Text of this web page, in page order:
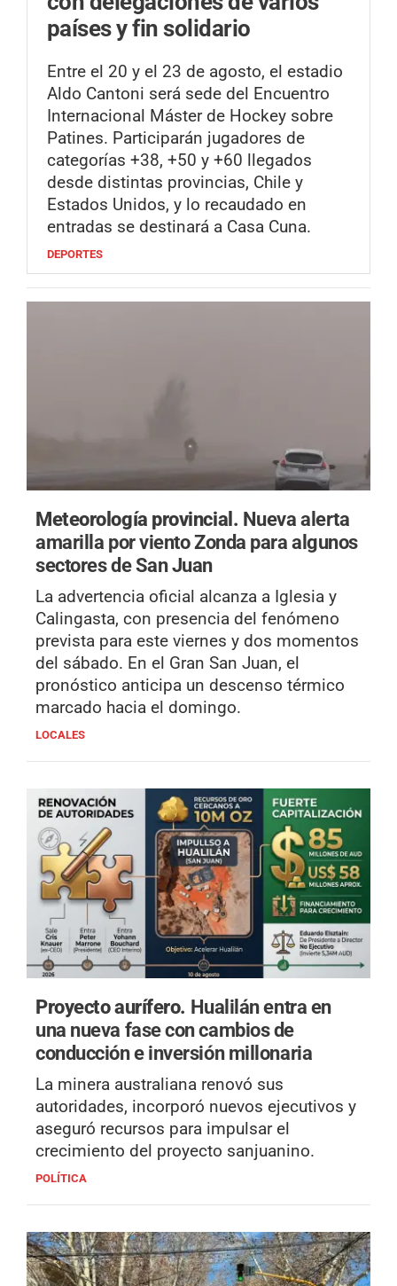
países y fin solidario
Entre el 20 y el 23 de agosto, el estadio
Aldo Cantoni será sede del Encuentro
Internacional Máster de Hockey sobre
Patines. Participarán jugadores de
categorías +38, +50 y +60 llegados
desde distintas provincias, Chile y
Estados Unidos, y lo recaudado en
entradas se destinará a Casa Cuna.
DEPORTES
Meteorología provincial. Nueva alerta
amarilla por viento Zonda para algunos
sectores de San Juan
La advertencia oficial alcanza a Iglesia y
Calingasta, con presencia del fenómeno
prevista para este viernes y dos momentos
del sábado. En el Gran San Juan, el
pronóstico anticipa un descenso térmico
marcado hacia el domingo.
LOCALES
Proyecto aurífero. Hualilán entra en
una nueva fase con cambios de
conducción e inversión millonaria
La minera australiana renovó sus
autoridades, incorporó nuevos ejecutivos y
aseguró recursos para impulsar el
crecimiento del proyecto sanjuanino.
POLÍTICA